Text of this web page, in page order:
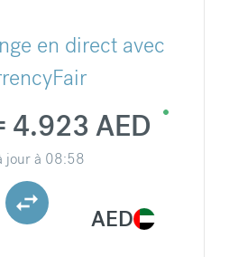
en direct avec
4.923 AED
jour à 08:58
AED